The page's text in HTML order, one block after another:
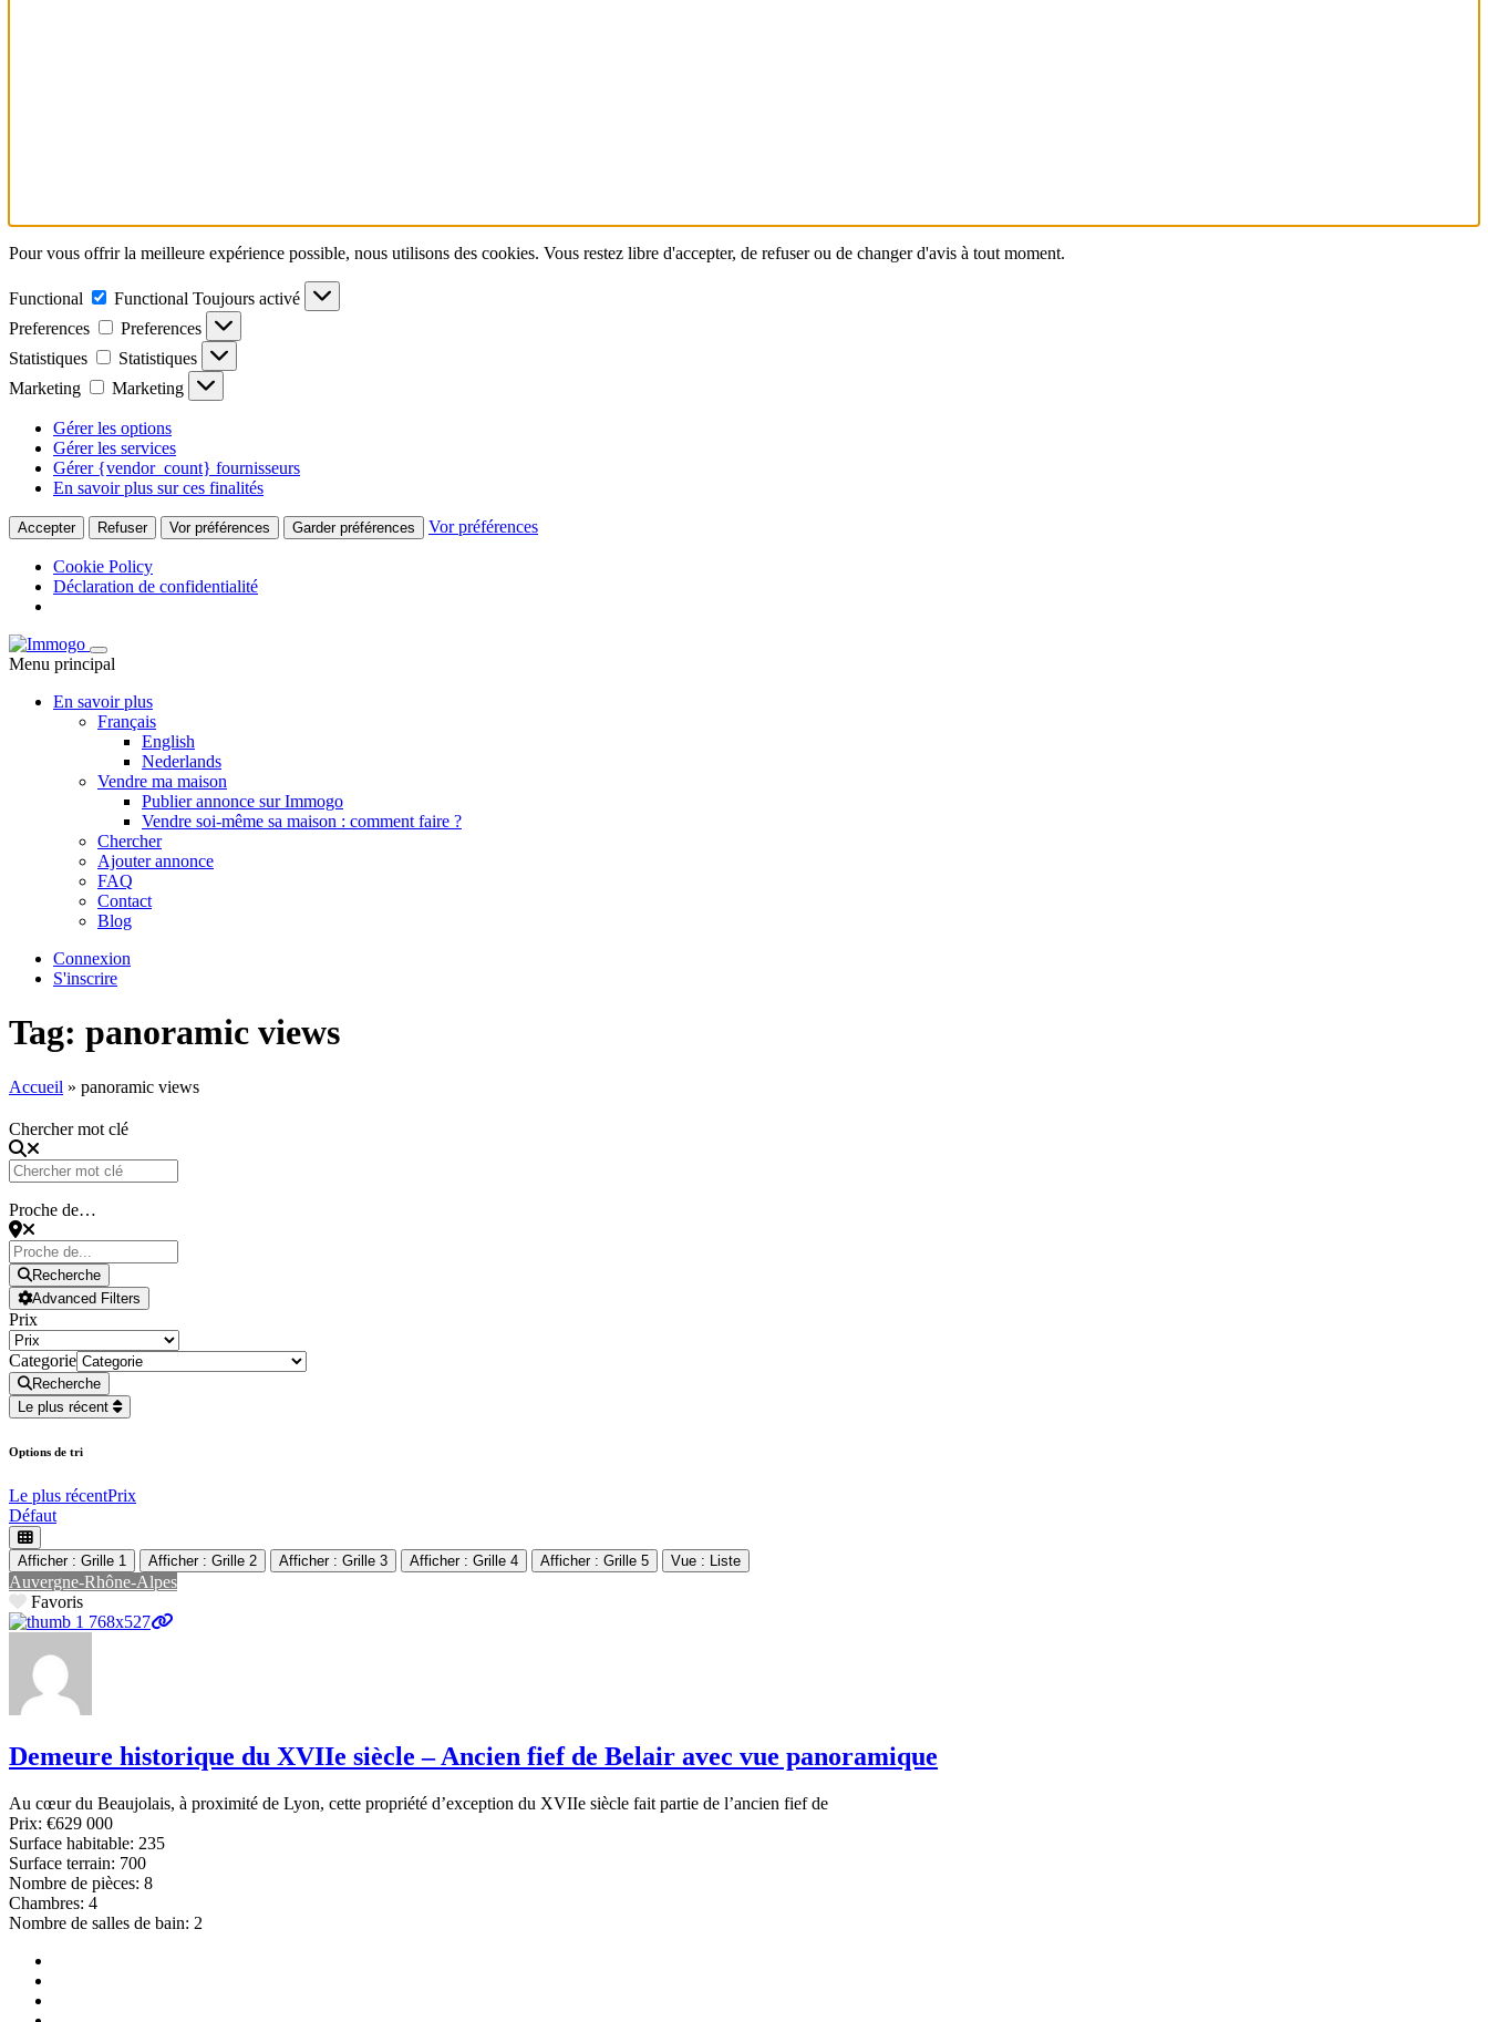
Pour vous offrir la meilleure expérience possible, nous utilisons des cookies. Vous restez libre d'accepter, de refuser ou de changer d'avis à tout moment.
Functional Functional Toujours activé
Preferences
Preferences
Statistiques
Statistiques
Marketing
Marketing
Gérer les options
Gérer les services
Gérer {vendor_count} fournisseurs
En savoir plus sur ces finalités
Accepter Refuser Vor préférences Garder préférences Vor préférences
Cookie Policy
Déclaration de confidentialité
Menu principal
En savoir plus
Français
English
Nederlands
Vendre ma maison
Publier annonce sur Immogo
Vendre soi-même sa maison : comment faire ?
Chercher
Ajouter annonce
FAQ
Contact
Blog
Connexion
S'inscrire
Tag: panoramic views
Accueil » panoramic views
Chercher mot clé
Proche de…
Recherche
Advanced Filters
Prix
Categorie
Recherche
Le plus récent
Options de tri
Le plus récentPrix
Défaut
Afficher : Grille 1 Afficher : Grille 2 Afficher : Grille 3 Afficher : Grille 4 Afficher : Grille 5 Vue : Liste
Auvergne-Rhône-Alpes
Favoris
Demeure historique du XVIIe siècle – Ancien fief de Belair avec vue panoramique
Au cœur du Beaujolais, à proximité de Lyon, cette propriété d’exception du XVIIe siècle fait partie de l’ancien fief de
Prix: €629 000
Surface habitable: 235
Surface terrain: 700
Nombre de pièces: 8
Chambres: 4
Nombre de salles de bain: 2